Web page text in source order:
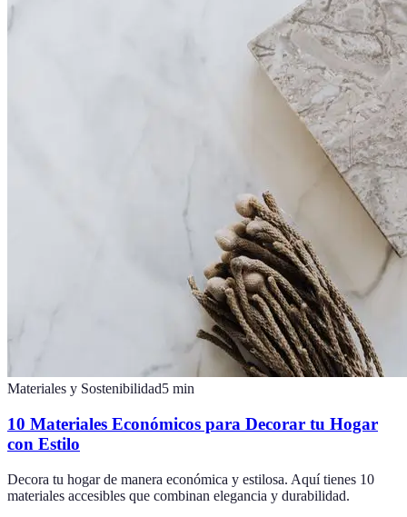
Materiales y Sostenibilidad5 min
10 Materiales Económicos para Decorar tu Hogar
con Estilo
Decora tu hogar de manera económica y estilosa. Aquí tienes 10
materiales accesibles que combinan elegancia y durabilidad.